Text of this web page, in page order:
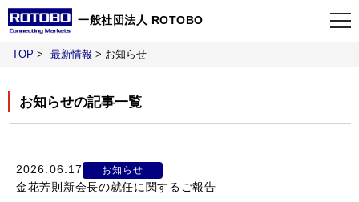
一般社団法人 ROTOBO
当会について
TOP > 最新情報 > お知らせ
お知らせの記事一覧
2026.06.17 お知らせ
金花芳則新会長の就任に関するご報告